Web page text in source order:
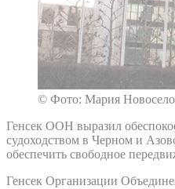
© Фото: Мария
Генсек ООН выразил
судоходством в Черном и
обеспечить свободное
Генсек Организации